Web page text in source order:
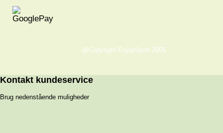
@Copyright EnjoySport 2005
Kontakt kundeservice
Brug nedenstående muligheder